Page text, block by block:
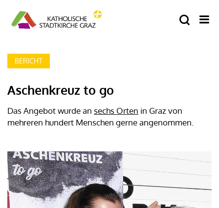
BERICHT
Aschenkreuz to go
Das Angebot wurde an sechs Orten in Graz von
mehreren hundert Menschen gerne angenommen.